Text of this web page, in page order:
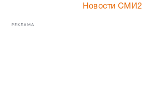
Новости СМИ2
РЕКЛАМА